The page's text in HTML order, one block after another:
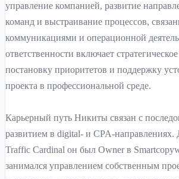
управление компанией, развитие
команд и выстраивание процессов,
коммуникациями и операционной
ответственности включает
постановку приоритетов и поддержку
проекта в профессиональной среде.
Карьерный путь Никиты связан с
развитием в digital- и CPA-направлениях.
Traffic Cardinal он был Owner в
занимался управлением собственным